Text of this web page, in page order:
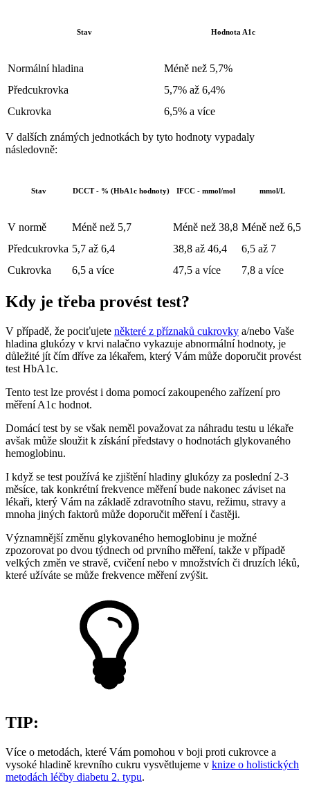
Stav Hodnota A1c
Normální hladina
Méně než 5,7%
Předcukrovka
5,7% až 6,4%
Cukrovka
6,5% a více
V dalších známých jednotkách by tyto hodnoty vypadaly
následovně:
Stav DCCT - % (HbA1c hodnoty) IFCC - mmol/mol mmol/L
V normě Méně než 5,7 Méně než 38,8 Méně než 6,5
Předcukrovka 5,7 až 6,4 38,8 až 46,4
6,5 až 7
Cukrovka
6,5 a více 47,5 a více 7,8 a více
Kdy je třeba provést test?
V případě, že pociťujete některé z příznaků cukrovky a/nebo Vaše
hladina glukózy v krvi nalačno vykazuje abnormální hodnoty, je
důležité jít čím dříve za lékařem, který Vám může doporučit provést
test HbA1c.
Tento test lze provést i doma pomocí zakoupeného zařízení pro
měření A1c hodnot.
Domácí test by se však neměl považovat za náhradu testu u lékaře
avšak může sloužit k získání představy o hodnotách glykovaného
hemoglobinu.
I když se test používá ke zjištění hladiny glukózy za poslední 2-3
měsíce, tak konkrétní frekvence měření bude nakonec záviset na
lékaři, který Vám na základě zdravotního stavu, režimu, stravy a
mnoha jiných faktorů může doporučit měření i častěji.
Významnější změnu glykovaného hemoglobinu je možné
zpozorovat po dvou týdnech od prvního měření, takže v případě
velkých změn ve stravě, cvičení nebo v množstvích či druzích léků,
které užíváte se může frekvence měření zvýšit.
TIP:
Více o metodách, které Vám pomohou v boji proti cukrovce a
vysoké hladině krevního cukru vysvětlujeme v knize o holistických
metodách léčby diabetu 2. typu.